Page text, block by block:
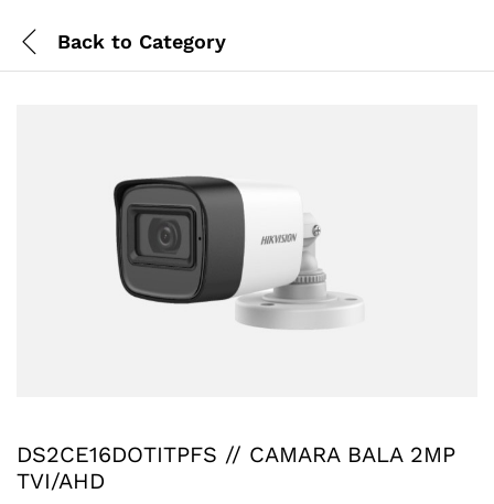
Back to Category
DS2CE16DOTITPFS // CAMARA BALA 2MP
TVI/AHD